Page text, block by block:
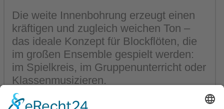
Die weite Innenbohrung erzeugt einen
kräftigen und zugleich weichen Ton –
das ideale Konzept für Blockflöten, die
im großen Ensemble gespielt werden:
im Spielkreis, im Gruppenunterricht oder
Klassenmusizieren.